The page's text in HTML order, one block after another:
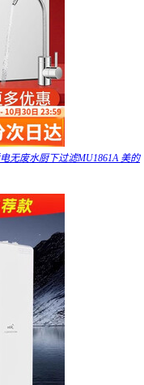
无废水厨下过滤MU1861A 美的